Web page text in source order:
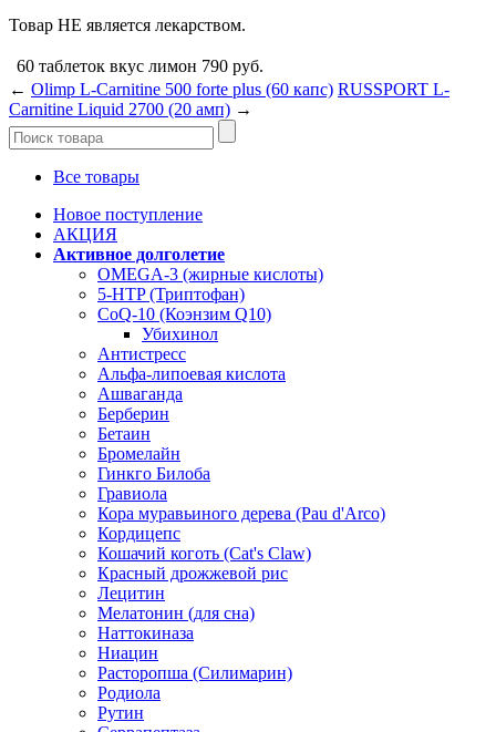
Товар НЕ является лекарством.
60 таблеток вкус лимон 790 руб.
← Olimp L-Carnitine 500 forte plus (60 капс) RUSSPORT L-
Сarnitine Liquid 2700 (20 амп) →
Все товары
Новое поступление
АКЦИЯ
Активное долголетие
OMEGA-3 (жирные кислоты)
5-HTP (Триптофан)
CoQ-10 (Коэнзим Q10)
Убихинол
Антистресс
Альфа-липоевая кислота
Ашваганда
Берберин
Бетаин
Бромелайн
Гинкго Билоба
Гравиола
Кора муравьиного дерева (Pau d'Arco)
Кордицепс
Кошачий коготь (Cat's Claw)
Красный дрожжевой рис
Лецитин
Мелатонин (для сна)
Наттокиназа
Ниацин
Расторопша (Силимарин)
Родиола
Рутин